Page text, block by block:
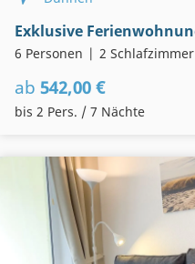
6 Personen 2 Schlafzimmer
ab 542,00 €
bis 2 Pers. / 7 Nächte